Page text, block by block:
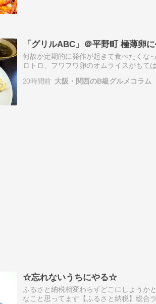
「グリルABC」＠平野町 極薄卵
何故か定期的に発作が起きて食べたくな
ロトロ、フワフワ卵のオムライスがもて
20時間前 大阪・関西のB級グルメコラム
☆忘れないうちにやる☆
ふるさと納税相変わらずどこにしようか
なこと思ってます【ふるさと納税】総合